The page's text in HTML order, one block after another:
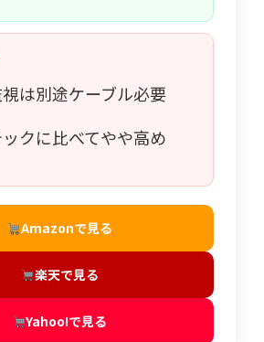
は別途ケーブル必要
クに比べてやや高め
Amazonで見る
楽天で見る
Yahoo!で見る